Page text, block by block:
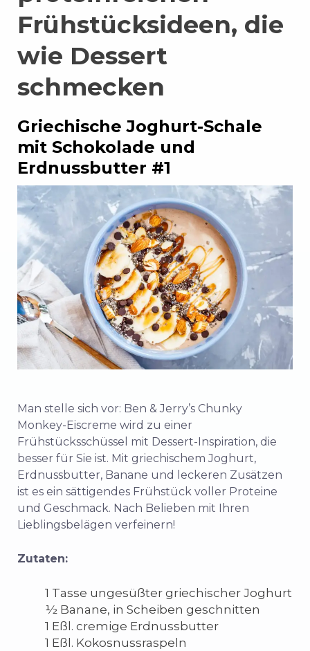
Frühstücksideen, die
wie Dessert
schmecken
Griechische Joghurt-Schale
mit Schokolade und
Erdnussbutter #1
Man stelle sich vor: Ben & Jerry’s Chunky
Monkey-Eiscreme wird zu einer
Frühstücksschüssel mit Dessert-Inspiration, die
besser für Sie ist. Mit griechischem Joghurt,
Erdnussbutter, Banane und leckeren Zusätzen
ist es ein sättigendes Frühstück voller Proteine
und Geschmack. Nach Belieben mit Ihren
Lieblingsbelägen verfeinern!
Zutaten:
1 Tasse ungesüßter griechischer Joghurt
½ Banane, in Scheiben geschnitten
1 Eßl. cremige Erdnussbutter
1 Eßl. Kokosnussraspeln